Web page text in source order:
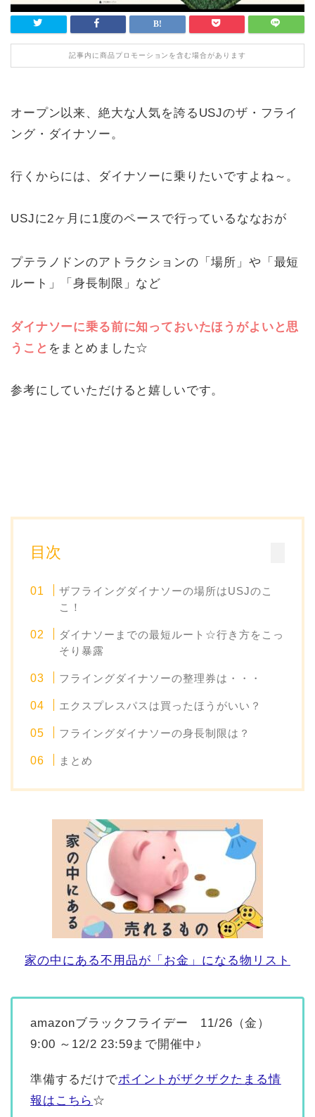
記事内に商品プロモーションを含む場合があります
オープン以来、絶大な人気を誇るUSJのザ・フライ
ング・ダイナソー。
行くからには、ダイナソーに乗りたいですよね～。
USJに2ヶ月に1度のペースで行っているななおが
プテラノドンのアトラクションの「場所」や「最短
ルート」「身長制限」など
ダイナソーに乗る前に知っておいたほうがよいと思
うこと をまとめました☆
参考にしていただけると嬉しいです。
目次
ザフライングダイナソーの場所はUSJのこ
こ！
ダイナソーまでの最短ルート☆行き方をこっ
そり暴露
フライングダイナソーの整理券は・・・
エクスプレスパスは買ったほうがいい？
フライングダイナソーの身長制限は？
まとめ
家の中にある不用品が「お金」になる物リスト
amazonブラックフライデー 11/26（金）
9:00 ～12/2 23:59まで開催中♪
準備するだけでポイントがザクザクたまる情
報はこちら ☆